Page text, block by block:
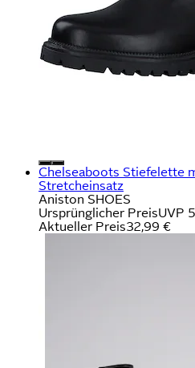
Chelseaboots Stiefelette
Stretcheinsatz
Aniston SHOES
Ursprünglicher PreisUVP
Aktueller Preis32,99 €